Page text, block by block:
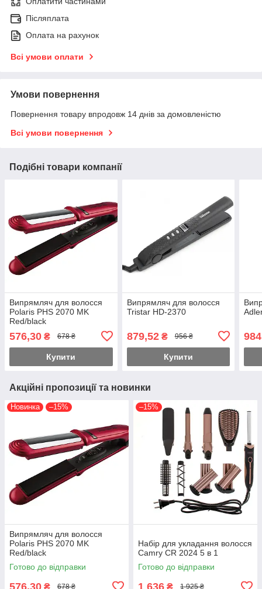
Післяплата
Оплата на рахунок
Всі умови оплати
Умови повернення
Повернення товару впродовж 14 днів за домовленістю
Всі умови повернення
Подібні товари компанії
Випрямляч для волосся
Polaris PHS 2070 MK
Red/black
576,30 ₴ 678 ₴
Купити
Випрямляч для волосся
Tristar HD-2370
879,52₴ 956 ₴
Купити
984
Акційні пропозиції та новинки
Новинка –15%
Випрямляч для волосся
Polaris PHS 2070 MK
Red/black
Готово до відправки
576,30 ₴ 678 ₴
–15%
Набір для укладання волосся
Camry CR 2024 5 в 1
Готово до відправки
1 636 ₴ 1 925 ₴